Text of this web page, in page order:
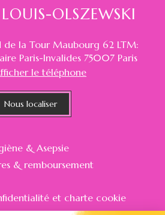
OLSZEWSKI
de la Tour Maubourg 62 LTM:
Paris-Invalides 75007 Paris
le téléphone
Nous localiser
& Asepsie
& remboursement
et charte cookie